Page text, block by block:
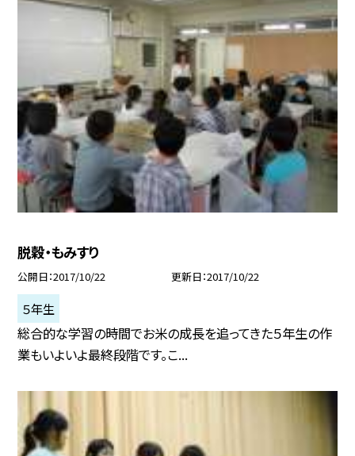
脱穀・もみすり
公開日 2017/10/22 更新日 2017/10/22
５年生
総合的な学習の時間でお米の成長を追ってきた５年生の作
業もいよいよ最終段階です。こ...